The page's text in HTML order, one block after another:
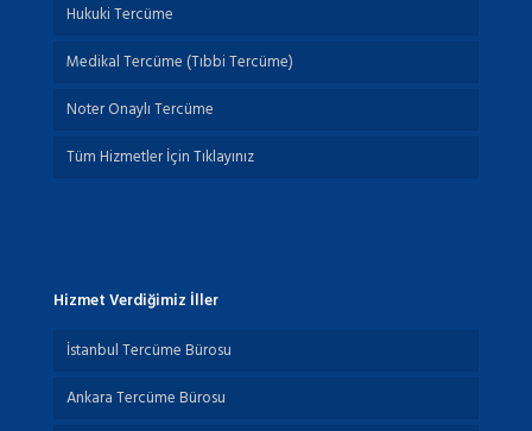
Hukuki Tercüme
Medikal Tercüme (Tıbbi Tercüme)
Noter Onaylı Tercüme
Tüm Hizmetler İçin Tıklayınız
Hizmet Verdiğimiz İller
İstanbul Tercüme Bürosu
Ankara Tercüme Bürosu